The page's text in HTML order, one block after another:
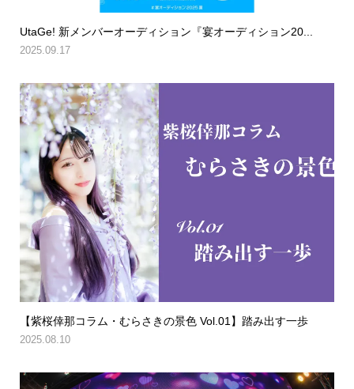
UtaGe! 新メンバーオーディション『宴オーディション20...
2025.09.17
【紫桜倖那コラム・むらさきの景色 Vol.01】踏み出す一歩
2025.08.10